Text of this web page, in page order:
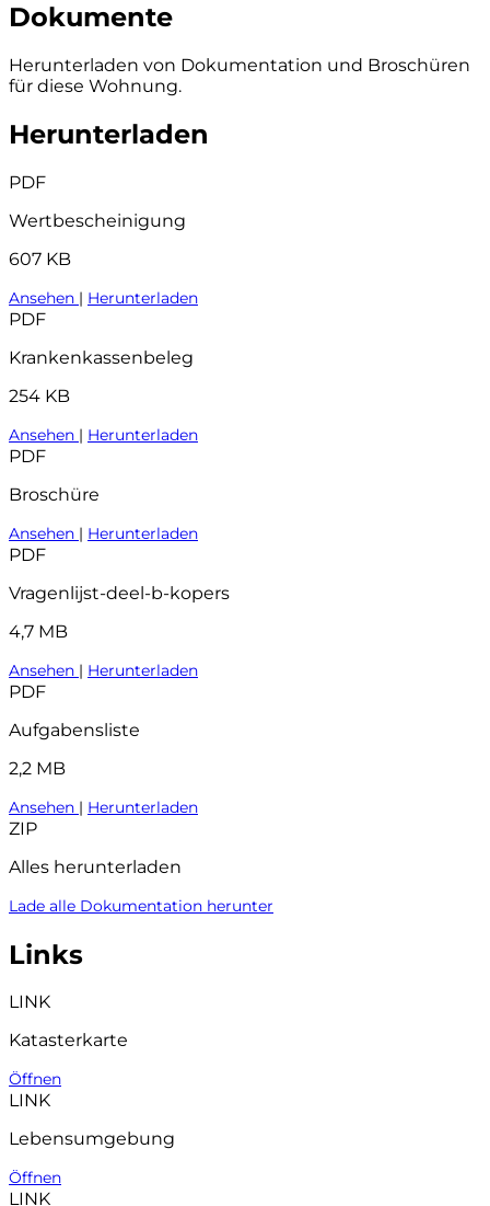
Dokumente
Herunterladen von Dokumentation und Broschüren
für diese Wohnung.
Herunterladen
PDF
Wertbescheinigung
607 KB
Ansehen | Herunterladen
PDF
Krankenkassenbeleg
254 KB
Ansehen | Herunterladen
PDF
Broschüre
Ansehen | Herunterladen
PDF
Vragenlijst-deel-b-kopers
4,7 MB
Ansehen | Herunterladen
PDF
Aufgabensliste
2,2 MB
Ansehen | Herunterladen
ZIP
Alles herunterladen
Lade alle Dokumentation herunter
Links
LINK
Katasterkarte
Öffnen
LINK
Lebensumgebung
Öffnen
LINK